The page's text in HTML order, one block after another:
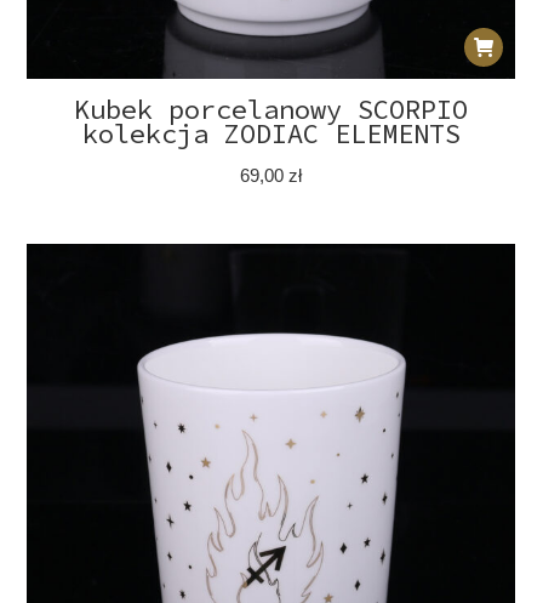
Kubek porcelanowy SCORPIO
kolekcja ZODIAC ELEMENTS
69,00 zł